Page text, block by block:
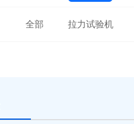
全部 拉力试验机